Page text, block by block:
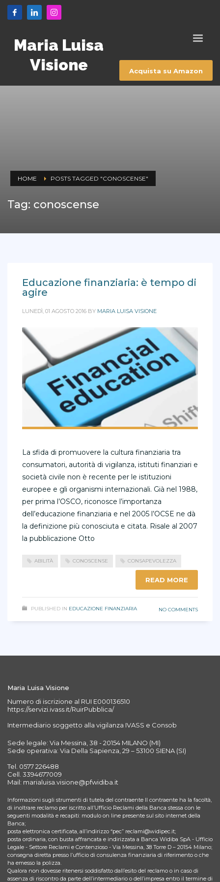
Maria Luisa
Visione
Acquista su Amazon
HOME POSTS TAGGED "CONOSCENSE"
Tag: conoscense
Educazione finanziaria: è tempo di
agire
LUNEDÌ, 01 AGOSTO 2016 BY MARIA LUISA VISIONE
La sfida di promuovere la cultura finanziaria tra
consumatori, autorità di vigilanza, istituti finanziari e
società civile non è recente per le istituzioni
europee e gli organismi internazionali. Già nel 1988,
per prima l’OSCO, riconosce l’importanza
dell’educazione finanziaria e nel 2005 l’OCSE ne dà
la definizione più conosciuta e citata. Risale al 2007
la pubblicazione Otto
ABILITÀ CONOSCENSE CONSAPEVOLEZZA
READ MORE
PUBLISHED IN EDUCAZIONE FINANZIARIA NO COMMENTS
Maria Luisa Visione
Numero di iscrizione al RUI E000136510
https://servizi.ivass.it/RuirPubblica/
Intermediario soggetto alla vigilanza IVASS e Consob
Sede legale: Via Messina, 38 - 20154 MILANO (MI)
Sede operativa: Via Della Sapienza, 29 – 53100 SIENA (SI)
Tel. 0577 226488
Cell. 3394677009
Mail: marialuisa.visione@pfwidiba.it
Informazioni sugli strumenti di tutela del contraente Il contraente ha la facoltà,
di inoltrare reclamo per iscritto all’Ufficio Reclami della Banca stessa con le
seguenti modalità e recapiti: modulo on line presente sul sito internet della
Banca;
posta elettronica certificata, all’indirizzo “pec” reclami@widipec.it;
posta ordinaria, con busta affrancata e indirizzata a Banca Widiba SpA - Ufficio
Legale - Settore Reclami e Contenzioso - Via Messina, 38 Torre D – 20154 Milano;
consegna diretta presso l’ufficio di consulenza finanziaria di riferimento o che
ha emesso la polizza.
Qualora non dovesse ritenersi soddisfatto dall’esito del reclamo o in caso di
assenza di riscontro da parte dell’intermediario o dell’impresa entro il termine di